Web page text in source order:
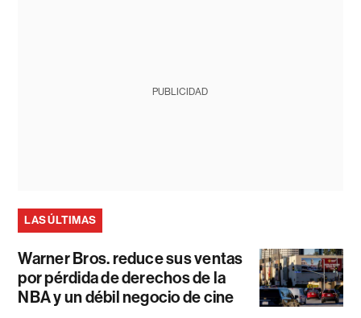
PUBLICIDAD
LAS ÚLTIMAS
Warner Bros. reduce sus ventas
por pérdida de derechos de la
NBA y un débil negocio de cine